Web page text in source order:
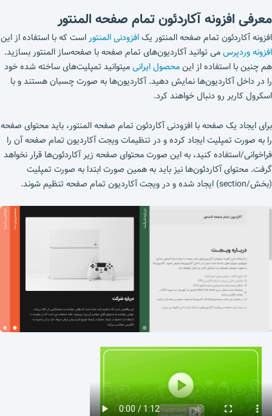
معرفی افزونهآکاردئون تمام صفحه المنتور
افزونه آکاردئون تمام صفحه المنتور یکافزودنی المنتوراست که با استفاده از این
افزونه وردپرسمی توانید آکاردیون‌های تمام صفحه با صفحه‌ساز المنتور بسازید.
هم چنین با استفاده از اینمحصول ایرانیمیتوانید تمپلیت‌های ساخته شده خود
را در داخل آکاردیون‌ها نمایش دهید. آکاردیون‌ها به صورت چسبان هستند و با
اسکرول کاربر رو دنبال خواهند کرد.
برای ایجاد یک صفحه با افزودنی آکاردئون تمام صفحه المنتور، باید محتوای صفحه
را به صورت تمپلیت ایجاد کرده و در تنظیمات ویجت آکاردیون تمام صفحه آن را
فراخوانی/استفاده کنید، به این صورت محتوای صفحه زیر آکاردئون‌ها قرار نخواهد
گرفت. محتوای آکاردئون‌ها نیز باید به همین صورت ابتدا به صورت تمپلیت
(بخش/section) ایجاد شده و در ویجت آکاردیون تمام صفحه تنظیم شوند.